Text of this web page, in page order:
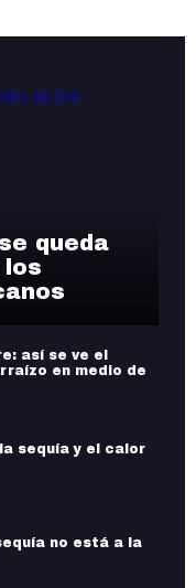
queda
los
así se ve el
en medio de
sequía y el calor
no está a la